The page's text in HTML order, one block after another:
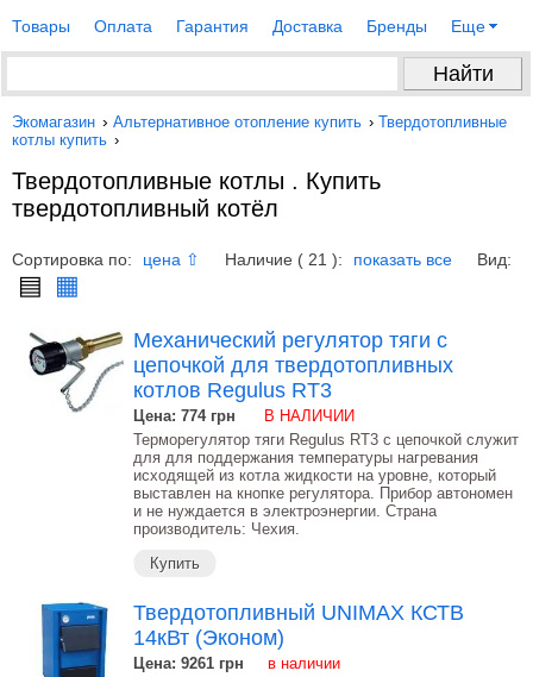
Товары Оплата Гарантия Доставка Бренды Еще
Экомагазин › Альтернативное отопление купить › Твердотопливные
котлы купить ›
Твердотопливные котлы . Купить
твердотопливный котёл
Сортировка по: цена ⇧ Наличие ( 21 ): показать все Вид:
▤ ▦
Механический регулятор тяги с
цепочкой для твердотопливных
котлов Regulus RT3
Цена: 774 грн
В НАЛИЧИИ
Терморегулятор тяги Regulus RT3 с цепочкой служит
для для поддержания температуры нагревания
исходящей из котла жидкости на уровне, который
выставлен на кнопке регулятора. Прибор автономен
и не нуждается в электроэнергии. Страна
производитель: Чехия.
Купить
Твердотопливный UNIMAX КСТВ
14кВт (Эконом)
Цена: 9261 грн
в наличии